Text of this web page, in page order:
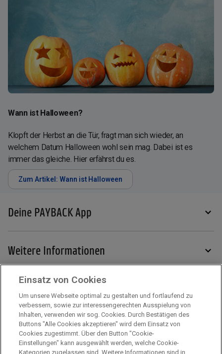
Wann ist Halloween?
Klopft der Herbst an die Tür, fragt man sich wieder, an
welchem Datum Halloween wohl sein mag. Dabei ist es
immer das gleiche. Hier erfährst du es.
Zum Artikel: Wann ist Halloween
Deine PAYBACK App
Weitere Informationen
Mehr zu PAYBACK
Einsatz von Cookies
Um unsere Webseite optimal zu gestalten und fortlaufend zu
verbessern, sowie zur interessengerechten Ausspielung von
Inhalten, verwenden wir sog. Cookies. Durch Bestätigen des
Buttons "Alle Cookies akzeptieren" wird dem Einsatz von
Cookies zugestimmt. Über den Button "Cookie-
Einstellungen" kann ausgewählt werden, welche Cookie-
Kategorien zugelassen sind. Weitere Informationen sind in